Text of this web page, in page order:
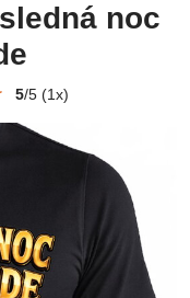
noc
5/5 (1x)